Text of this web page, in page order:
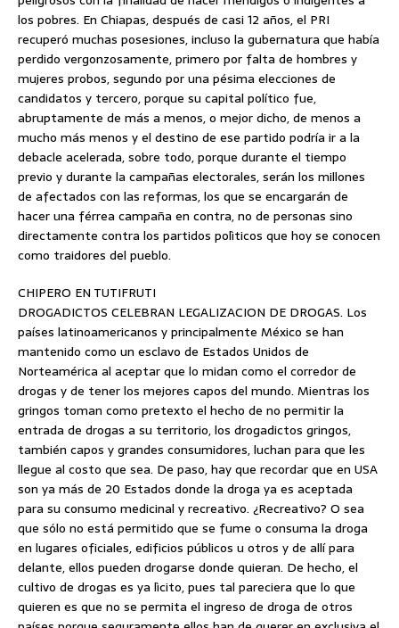
los pobres. En Chiapas, después de casi 12 años, el PRI
recuperó muchas posesiones, incluso la gubernatura que había
perdido vergonzosamente, primero por falta de hombres y
mujeres probos, segundo por una pésima elecciones de
candidatos y tercero, porque su capital político fue,
abruptamente de más a menos, o mejor dicho, de menos a
mucho más menos y el destino de ese partido podría ir a la
debacle acelerada, sobre todo, porque durante el tiempo
previo y durante la campañas electorales, serán los millones
de afectados con las reformas, los que se encargarán de
hacer una férrea campaña en contra, no de personas sino
directamente contra los partidos polìticos que hoy se conocen
como traidores del pueblo.
CHIPERO EN TUTIFRUTI
DROGADICTOS CELEBRAN LEGALIZACION DE DROGAS. Los
países latinoamericanos y principalmente México se han
mantenido como un esclavo de Estados Unidos de
Norteamérica al aceptar que lo midan como el corredor de
drogas y de tener los mejores capos del mundo. Mientras los
gringos toman como pretexto el hecho de no permitir la
entrada de drogas a su territorio, los drogadictos gringos,
también capos y grandes consumidores, luchan para que les
llegue al costo que sea. De paso, hay que recordar que en USA
son ya más de 20 Estados donde la droga ya es aceptada
para su consumo medicinal y recreativo. ¿Recreativo? O sea
que sólo no está permitido que se fume o consuma la droga
en lugares oficiales, edificios públicos u otros y de allí para
delante, ellos pueden drogarse donde quieran. De hecho, el
cultivo de drogas es ya lìcito, pues tal pareciera que lo que
quieren es que no se permita el ingreso de droga de otros